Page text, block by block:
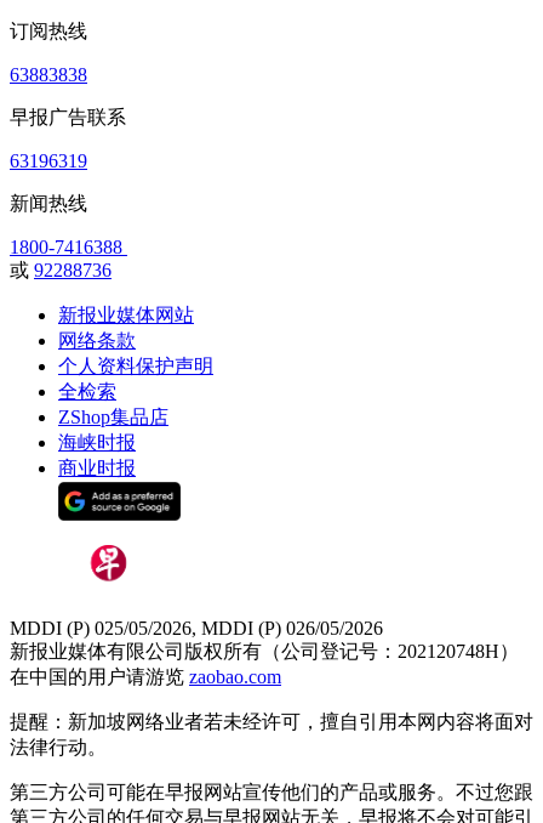
订阅热线
63883838
早报广告联系
63196319
新闻热线
1800-7416388
或 92288736
新报业媒体网站
网络条款
个人资料保护声明
全检索
ZShop集品店
海峡时报
商业时报
MDDI (P) 025/05/2026, MDDI (P) 026/05/2026
新报业媒体有限公司版权所有（公司登记号：202120748H）
在中国的用户请游览 zaobao.com
提醒：新加坡网络业者若未经许可，擅自引用本网内容将面对
法律行动。
第三方公司可能在早报网站宣传他们的产品或服务。不过您跟
第三方公司的任何交易与早报网站无关，早报将不会对可能引